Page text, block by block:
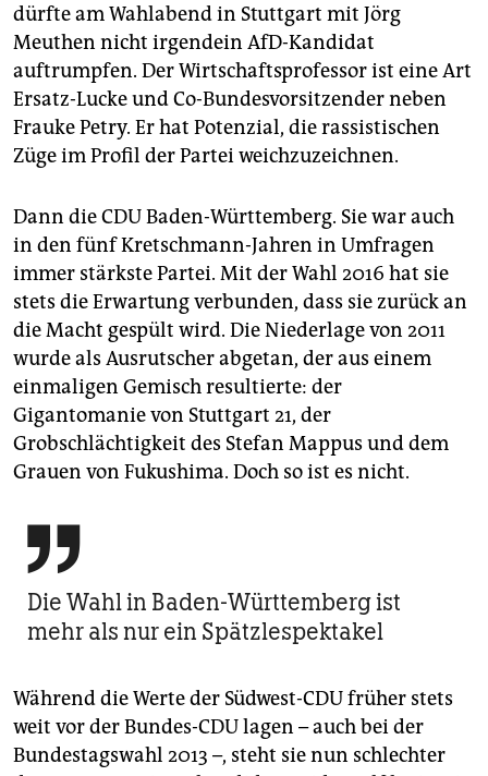
dürfte am Wahlabend in Stuttgart mit Jörg
Meuthen nicht irgendein AfD-Kandidat
auftrumpfen. Der Wirtschaftsprofessor ist eine Art
Ersatz-Lucke und Co-Bundesvorsitzender neben
Frauke Petry. Er hat Potenzial, die rassistischen
Züge im Profil der Partei weichzuzeichnen.
Dann die CDU Baden-Württemberg. Sie war auch
in den fünf Kretschmann-Jahren in Umfragen
immer stärkste Partei. Mit der Wahl 2016 hat sie
stets die Erwartung verbunden, dass sie zurück an
die Macht gespült wird. Die Niederlage von 2011
wurde als Ausrutscher abgetan, der aus einem
einmaligen Gemisch resultierte: der
Gigantomanie von Stuttgart 21, der
Grobschlächtigkeit des Stefan Mappus und dem
Grauen von Fukushima. Doch so ist es nicht.

Die Wahl in Baden-Württemberg ist
mehr als nur ein Spätzlespektakel
Während die Werte der Südwest-CDU früher stets
weit vor der Bundes-CDU lagen – auch bei der
Bundestagswahl 2013 –, steht sie nun schlechter